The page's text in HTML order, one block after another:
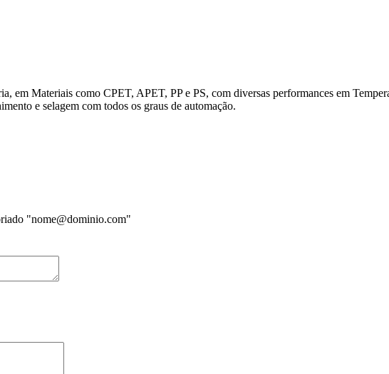
em Materiais como CPET, APET, PP e PS, com diversas performances em
e selagem com todos os graus de automação.
"nome@dominio.com"